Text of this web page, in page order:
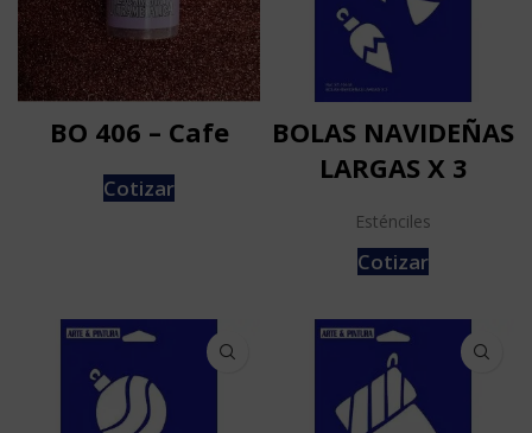
BO 406 – Cafe
Cotizar
BOLAS NAVIDEÑAS
LARGAS X 3
Esténciles
Cotizar